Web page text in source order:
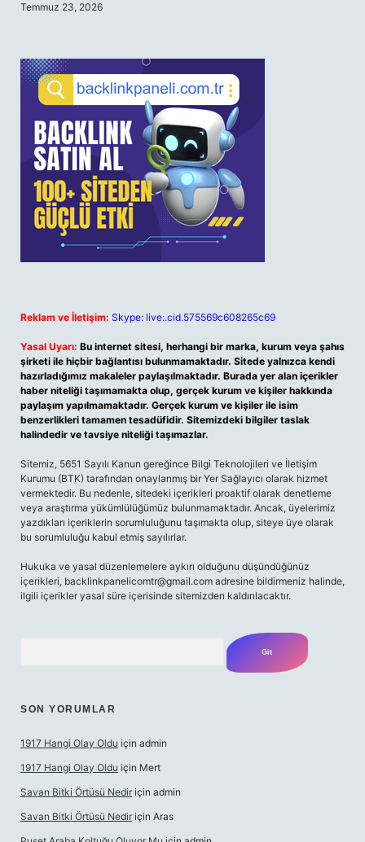
Temmuz 23, 2026
Reklam ve İletişim: Skype: live:.cid.575569c608265c69
Yasal Uyarı: Bu internet sitesi, herhangi bir marka, kurum veya şahıs
şirketi ile hiçbir bağlantısı bulunmamaktadır. Sitede yalnızca kendi
hazırladığımız makaleler paylaşılmaktadır. Burada yer alan içerikler
haber niteliği taşımamakta olup, gerçek kurum ve kişiler hakkında
paylaşım yapılmamaktadır. Gerçek kurum ve kişiler ile isim
benzerlikleri tamamen tesadüfidir. Sitemizdeki bilgiler taslak
halindedir ve tavsiye niteliği taşımazlar.
Sitemiz, 5651 Sayılı Kanun gereğince Bilgi Teknolojileri ve İletişim
Kurumu (BTK) tarafından onaylanmış bir Yer Sağlayıcı olarak hizmet
vermektedir. Bu nedenle, sitedeki içerikleri proaktif olarak denetleme
veya araştırma yükümlülüğümüz bulunmamaktadır. Ancak, üyelerimiz
yazdıkları içeriklerin sorumluluğunu taşımakta olup, siteye üye olarak
bu sorumluluğu kabul etmiş sayılırlar.
Hukuka ve yasal düzenlemelere aykırı olduğunu düşündüğünüz
içerikleri, backlinkpanelicomtr@gmail.com adresine bildirmeniz halinde,
ilgili içerikler yasal süre içerisinde sitemizden kaldırılacaktır.
SON YORUMLAR
1917 Hangi Olay Oldu için admin
1917 Hangi Olay Oldu için Mert
Savan Bitki Örtüsü Nedir için admin
Savan Bitki Örtüsü Nedir için Aras